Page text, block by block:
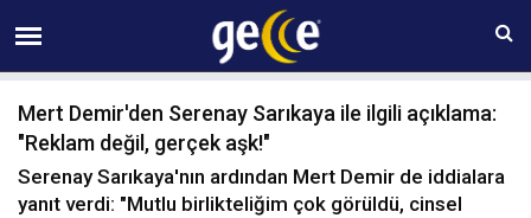
06 AĞUSTOS Perşembe 20:20
Mert Demir'den Serenay Sarıkaya ile ilgili açıklama:
"Reklam değil, gerçek aşk!"
Serenay Sarıkaya'nın ardından Mert Demir de iddialara
yanıt verdi: "Mutlu birlikteliğim çok görüldü, cinsel